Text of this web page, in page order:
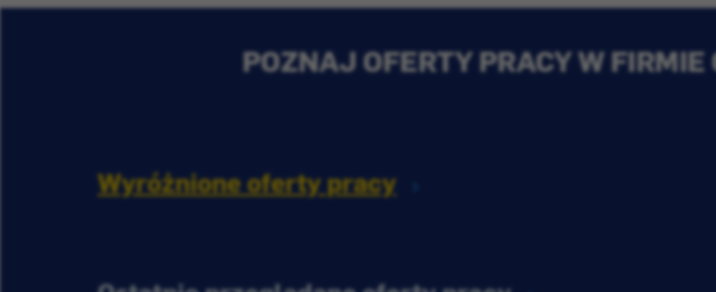
POZNAJ OFERTY PRACY W FIRMIE
Wyróżnione oferty pracy